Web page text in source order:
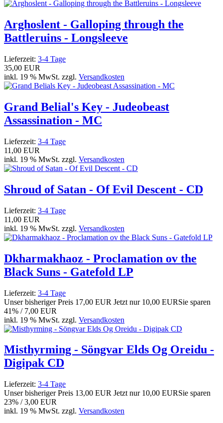
Arghoslent - Galloping through the
Battleruins - Longsleeve
Lieferzeit: 3-4 Tage
35,00 EUR
inkl. 19 % MwSt. zzgl. Versandkosten
Grand Belial's Key - Judeobeast
Assassination - MC
Lieferzeit: 3-4 Tage
11,00 EUR
inkl. 19 % MwSt. zzgl. Versandkosten
Shroud of Satan - Of Evil Descent - CD
Lieferzeit: 3-4 Tage
11,00 EUR
inkl. 19 % MwSt. zzgl. Versandkosten
Dkharmakhaoz - Proclamation ov the
Black Suns - Gatefold LP
Lieferzeit: 3-4 Tage
Unser bisheriger Preis 17,00 EUR Jetzt nur 10,00 EURSie sparen
41% / 7,00 EUR
inkl. 19 % MwSt. zzgl. Versandkosten
Misthyrming - Söngvar Elds Og Oreidu -
Digipak CD
Lieferzeit: 3-4 Tage
Unser bisheriger Preis 13,00 EUR Jetzt nur 10,00 EURSie sparen
23% / 3,00 EUR
inkl. 19 % MwSt. zzgl. Versandkosten